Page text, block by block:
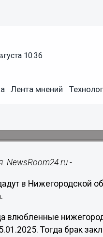
10:36
Лента мнений
NewsRoom24.ru -
в Нижегородской
влюбленные
Тогда брак